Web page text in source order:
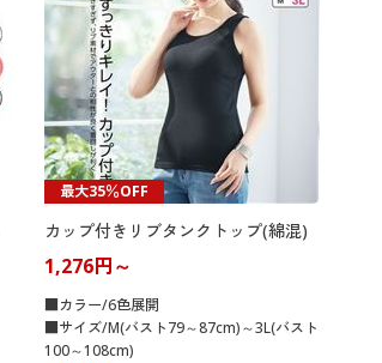
最大35％OFF
カップ付きリブタンクトップ(綿混)
1,276円～
■カラー/6色展開
■サイズ/M(バスト79～87cm)～3L(バスト
100～108cm)